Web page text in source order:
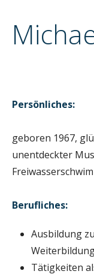
Persönliches:
geboren 1967,
unentdeckter
Berufliches:
Ausbildung
Tätigkeiten